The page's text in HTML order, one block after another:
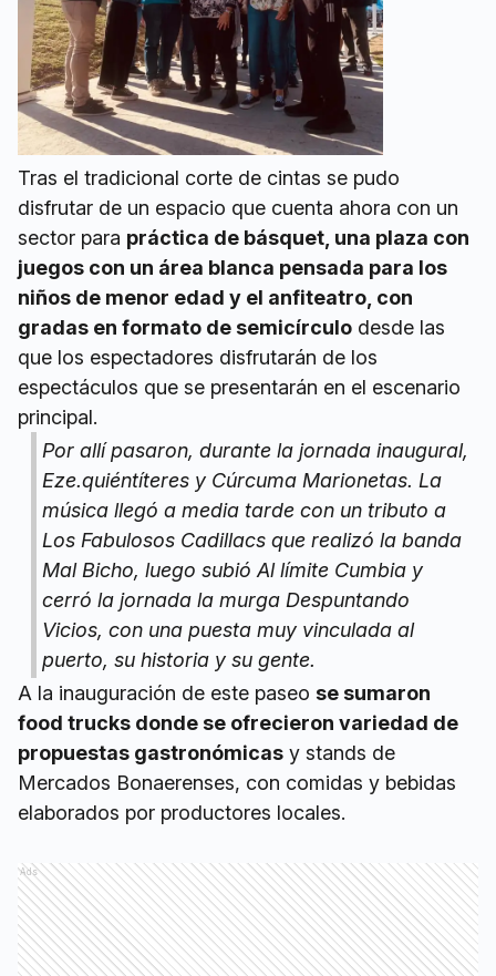
Tras el tradicional corte de cintas se pudo
disfrutar de un espacio que cuenta ahora con un
sector para práctica de básquet, una plaza con
juegos con un área blanca pensada para los
niños de menor edad y el anfiteatro, con
gradas en formato de semicírculo desde las
que los espectadores disfrutarán de los
espectáculos que se presentarán en el escenario
principal.
Por allí pasaron, durante la jornada inaugural,
Eze.quiéntíteres y Cúrcuma Marionetas. La
música llegó a media tarde con un tributo a
Los Fabulosos Cadillacs que realizó la banda
Mal Bicho, luego subió Al límite Cumbia y
cerró la jornada la murga Despuntando
Vicios, con una puesta muy vinculada al
puerto, su historia y su gente.
A la inauguración de este paseo se sumaron
food trucks donde se ofrecieron variedad de
propuestas gastronómicas y stands de
Mercados Bonaerenses, con comidas y bebidas
elaborados por productores locales.
Ads